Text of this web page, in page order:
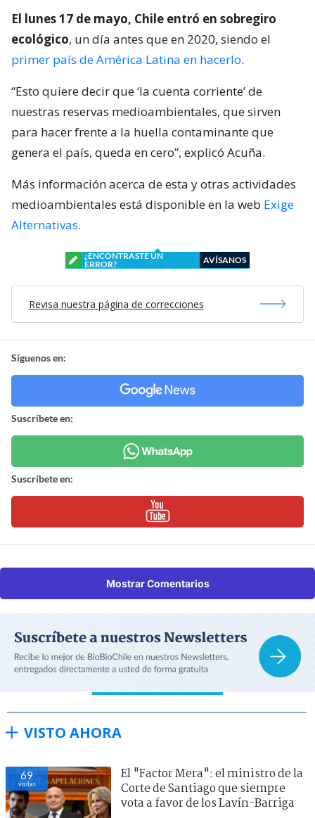
El lunes 17 de mayo, Chile entró en sobregiro
ecológico, un día antes que en 2020, siendo el
primer país de América Latina en hacerlo.
“Esto quiere decir que ‘la cuenta corriente’ de
nuestras reservas medioambientales, que sirven
para hacer frente a la huella contaminante que
genera el país, queda en cero”, explicó Acuña.
Más información acerca de esta y otras actividades
medioambientales está disponible en la web Exige
Alternativas.
¿ENCONTRASTE UN
ERROR?
AVÍSANOS
Revisa nuestra página de correcciones
Síguenos en:
Suscríbete en:
Suscríbete en:
Mostrar Comentarios
VISTO AHORA
69
visitas
El "Factor Mera": el ministro de la
Corte de Santiago que siempre
vota a favor de los Lavín-Barriga